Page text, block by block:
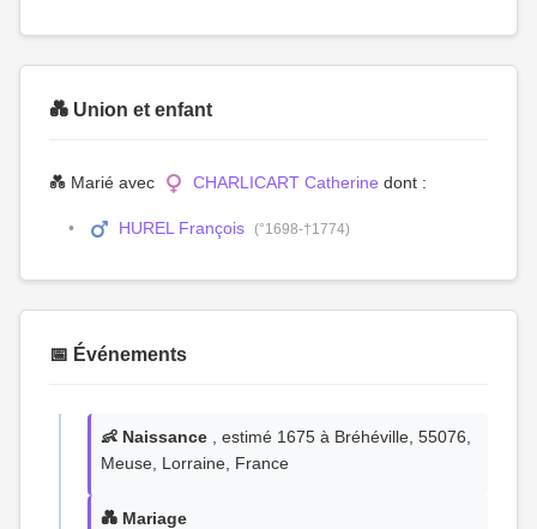
💑 Union et enfant
💑 Marié avec CHARLICART Catherine dont :
HUREL François (°1698-†1774)
📅 Événements
👶 Naissance , estimé 1675 à Bréhéville, 55076,
Meuse, Lorraine, France
💑 Mariage